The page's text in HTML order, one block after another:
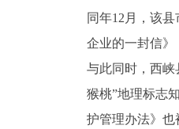
同年12月，该
企业的一封信》
与此同时，西峡
猴桃”地理标志
护管理办法》也